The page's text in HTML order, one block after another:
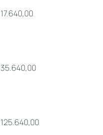
17.640,00
35.640,00
125.640,00